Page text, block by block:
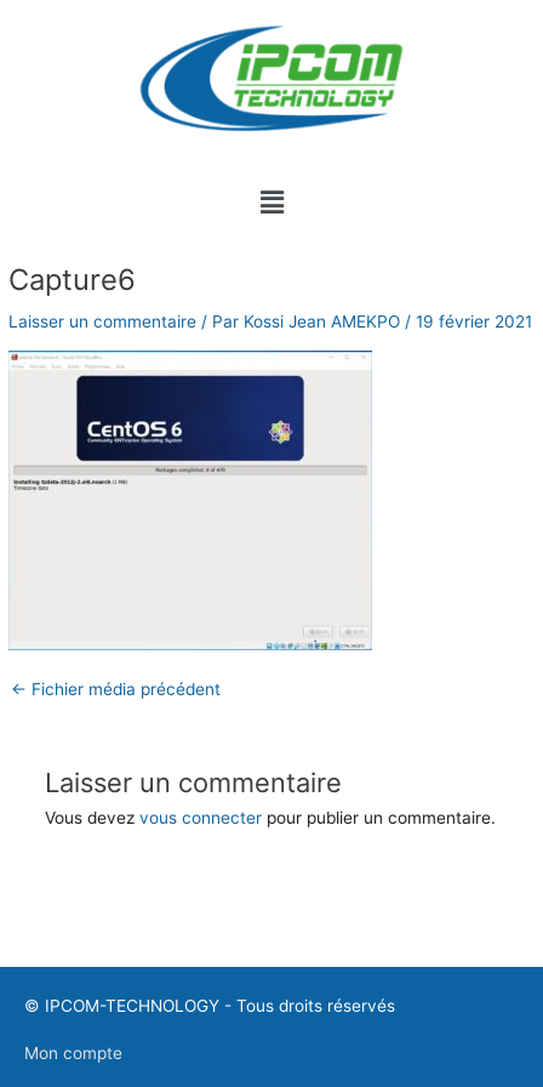
Menu
Capture6
Laisser un commentaire / Par Kossi Jean AMEKPO/19 février 2021
des
← Fichier média précédent
Laisser un commentaire
Vous devez vous connecterpour publier un commentaire.
© IPCOM-TECHNOLOGY - Tous droits réservés
Mon compte